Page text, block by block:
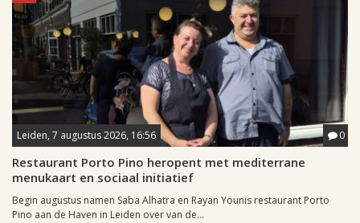
Leiden, 7 augustus 2026, 16:56 0
Restaurant Porto Pino heropent met mediterrane
menukaart en sociaal initiatief
Begin augustus namen Saba Alhatra en Rayan Younis restaurant Porto
Pino aan de Haven in Leiden over van de...